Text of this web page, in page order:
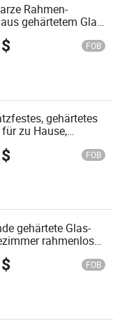
Rahmen-
gehärtetem Glas
mit Schiebetüren
$ FOB
gehärtetes
zu Hause,
$ FOB
gehärtete Glas-
rahmenlose
$ FOB